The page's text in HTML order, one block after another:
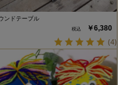
ンドテーブル
￥6,380
(4)